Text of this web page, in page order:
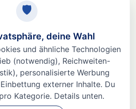
lautet: Nein, aber er kann
aus dem Gleichgewicht
Stress